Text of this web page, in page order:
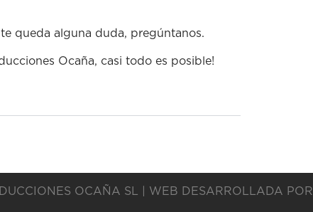
queda alguna duda, pregúntanos.
Ocaña, casi todo es posible!
OCAÑA SL | WEB DESARROLLADA POR